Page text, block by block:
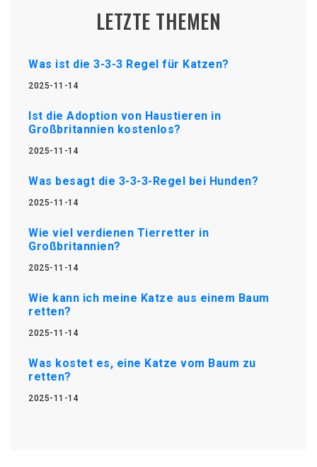
LETZTE THEMEN
Was ist die 3-3-3 Regel für Katzen?
2025-11-14
Ist die Adoption von Haustieren in
Großbritannien kostenlos?
2025-11-14
Was besagt die 3-3-3-Regel bei Hunden?
2025-11-14
Wie viel verdienen Tierretter in
Großbritannien?
2025-11-14
Wie kann ich meine Katze aus einem Baum
retten?
2025-11-14
Was kostet es, eine Katze vom Baum zu
retten?
2025-11-14